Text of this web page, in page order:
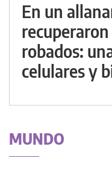
En un
robados:
celulares y
MUNDO